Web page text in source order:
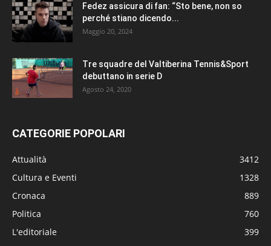
Fedez assicura di fan: “Sto bene, non so
perché stiano dicendo...
Maggio 20, 2024
Tre squadre del Valtiberina Tennis&Sport
debuttano in serie D
Agosto 24, 2020
CATEGORIE POPOLARI
Attualità
3412
Cultura e Eventi
1328
Cronaca
889
Politica
760
L'editoriale
399